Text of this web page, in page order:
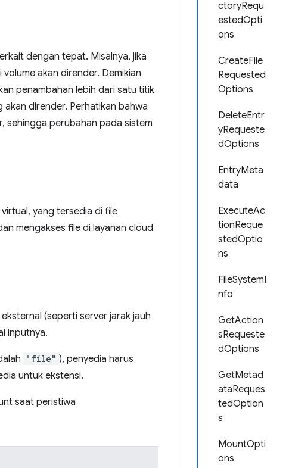
ctoryRequ
estedOpti
ons
CreateFile
Requested
Options
DeleteEntr
yRequeste
dOptions
EntryMeta
data
ExecuteAc
tionReque
stedOptio
ns
FileSystemI
nfo
GetAction
sRequeste
dOptions
GetMetad
ataReques
tedOption
s
MountOpti
ons
dengan tepat. Misalnya, jika
akan dirender. Demikian
penambahan lebih dari satu titik
akan dirender. Perhatikan bahwa
sehingga perubahan pada sistem
yang tersedia di file
mengakses file di layanan cloud
(seperti server jarak jauh
inputnya.
"file" ), penyedia harus
untuk ekstensi.
saat peristiwa